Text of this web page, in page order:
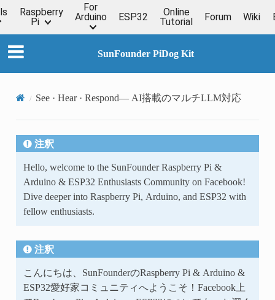
Raspberry
Pi
For
Arduino
ESP32
Online
Tutorial
Forum Wiki
SunFounder PiDog Kit
See · Hear · Respond— AI搭載のマルチLLM対応
注釈
Hello, welcome to the SunFounder Raspberry Pi &
Arduino & ESP32 Enthusiasts Community on Facebook!
Dive deeper into Raspberry Pi, Arduino, and ESP32 with
fellow enthusiasts.
注釈
こんにちは、SunFounderのRaspberry Pi & Arduino &
ESP32愛好家コミュニティへようこそ！Facebook上